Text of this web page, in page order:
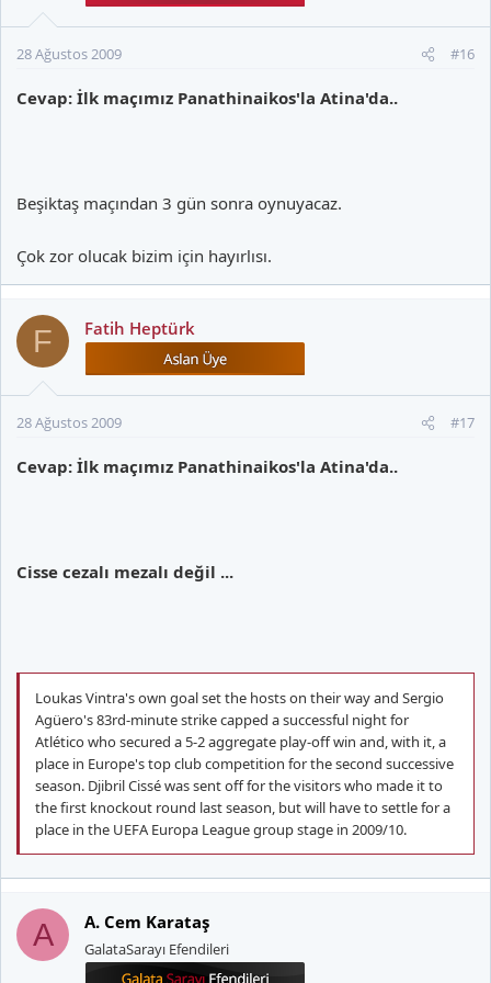
28 Ağustos 2009 #16
Cevap: İlk maçımız Panathinaikos'la Atina'da..
Beşiktaş maçından 3 gün sonra oynuyacaz.
Çok zor olucak bizim için hayırlısı.
F Fatih Heptürk
28 Ağustos 2009 #17
Cevap: İlk maçımız Panathinaikos'la Atina'da..
Cisse cezalı mezalı değil ...
Loukas Vintra's own goal set the hosts on their way and Sergio
Agüero's 83rd-minute strike capped a successful night for
Atlético who secured a 5-2 aggregate play-off win and, with it, a
place in Europe's top club competition for the second successive
season. Djibril Cissé was sent off for the visitors who made it to
the first knockout round last season, but will have to settle for a
place in the UEFA Europa League group stage in 2009/10.
A A. Cem Karataş
GalataSarayı Efendileri